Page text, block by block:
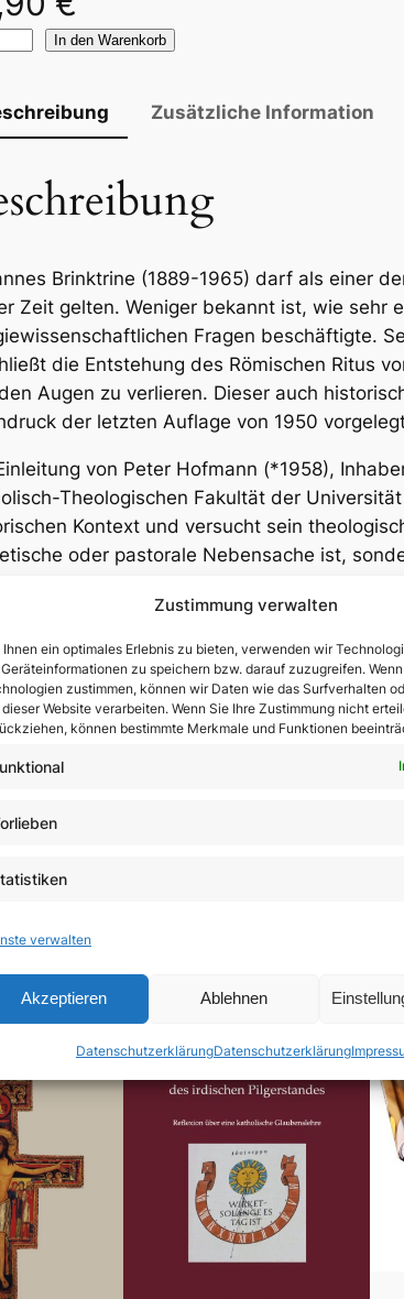
Zustimmung verwalten
Ihnen ein optimales Erlebnis zu bieten, verwenden wir
Geräteinformationen zu speichern bzw. darauf zuzugreifen.
zustimmen, können wir Daten wie das Surfverhalten
Website verarbeiten. Wenn Sie Ihre Zustimmung nicht
können bestimmte Merkmale und Funktionen
verwalten
Akzeptieren Ablehnen
DatenschutzerklärungDatenschutzerklärung
In den Warenkorb
Zusätzliche Information
Brinktrine (1889-1965) darf als einer
Zeit gelten. Weniger bekannt ist, wie sehr
Fragen beschäf­tigte.
die Entstehung des Römischen Ritus
Augen zu verlieren. Dieser auch
der letzten Auflage von 1950
von Peter Hofmann (*1958),
Theologischen Fakultät der
Kontext und versucht sein
oder pastorale Nebensache ist,
heilige Messe
und eingeleitet von Peter Hofmann
der 4. Auflage von 1950, ergänzt um eine
978-3-940879-36-3